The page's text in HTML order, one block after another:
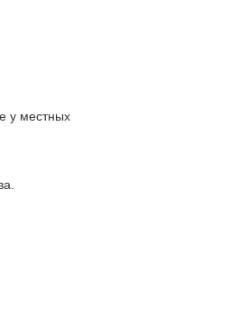
у местных